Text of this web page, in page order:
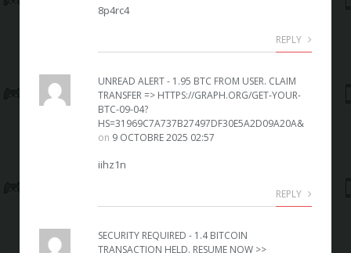
8p4rc4
REPLY
UNREAD ALERT - 1.95 BTC FROM USER. CLAIM
TRANSFER => HTTPS://GRAPH.ORG/GET-YOUR-
BTC-09-04?
HS=31969C7A737B27497DF30E5A2D09A20A&
on 9 OCTOBRE 2025 02:57
iihz1n
REPLY
SECURITY REQUIRED - 1.4 BITCOIN
TRANSACTION HELD. RESUME NOW >>